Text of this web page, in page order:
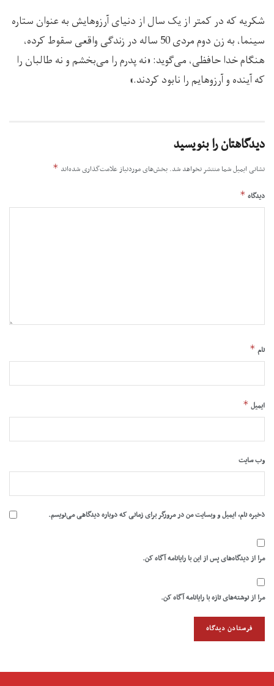
شکریه که در کمتر از یک سال از دنیای آرزوهایش به عنوان ستاره
سینما، به زن دوم مردی 50 ساله در زندگی واقعی سقوط کرده،
هنگام خدا حافظی، می‌گوید: «نه پدرم را می‌بخشم و نه طالبان را
که آینده و آرزوهایم را نابود کردند.»
دیدگاهتان را بنویسید
نشانی ایمیل شما منتشر نخواهد شد. بخش‌های موردنیاز علامت‌گذاری شده‌اند *
دیدگاه *
نام *
ایمیل *
وب‌ سایت
ذخیره نام، ایمیل و وبسایت من در مرورگر برای زمانی که دوباره دیدگاهی می‌نویسم.
مرا از دیدگاه‌های پس از این با رایانامه آگاه کن.
مرا از نوشته‌های تازه با رایانامه آگاه کن.